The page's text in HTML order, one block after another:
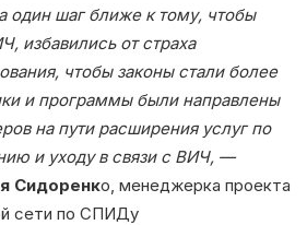
один шаг ближе к тому, чтобы
избавились от страха
чтобы законы стали более
и программы были направлены
на пути расширения услуг по
и уходу в связи с ВИЧ, —
Сидоренко, менеджерка проекта
сети по СПИДу